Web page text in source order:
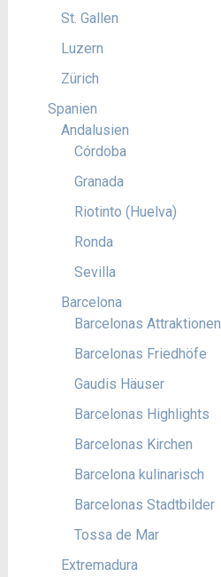
St. Gallen
Luzern
Zürich
Spanien
Andalusien
Córdoba
Granada
Riotinto (Huelva)
Ronda
Sevilla
Barcelona
Barcelonas Attraktionen
Barcelonas Friedhöfe
Gaudis Häuser
Barcelonas Highlights
Barcelonas Kirchen
Barcelona kulinarisch
Barcelonas Stadtbilder
Tossa de Mar
Extremadura